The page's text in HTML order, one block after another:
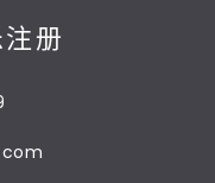
册